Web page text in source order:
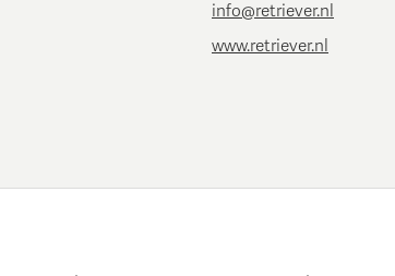
info@retriever.nl
www.retriever.nl